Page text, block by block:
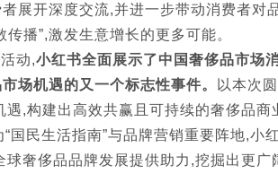
展开深度交流,并进一步带动消费者
传播”,激发生意增长的更多可能。
动,小红书全面展示了中国奢侈品市场
场机遇的又一个标志性事件。
以本次
遇,构建出高效共赢且可持续的奢侈品商
“国民生活指南”与品牌营销重要阵地,
球奢侈品品牌发展提供助力,挖掘出更